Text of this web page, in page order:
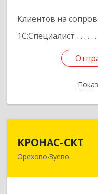
Клиентов на
1С:Специалист
КРОНАС-СКТ
Орехово-Зуево
142600,